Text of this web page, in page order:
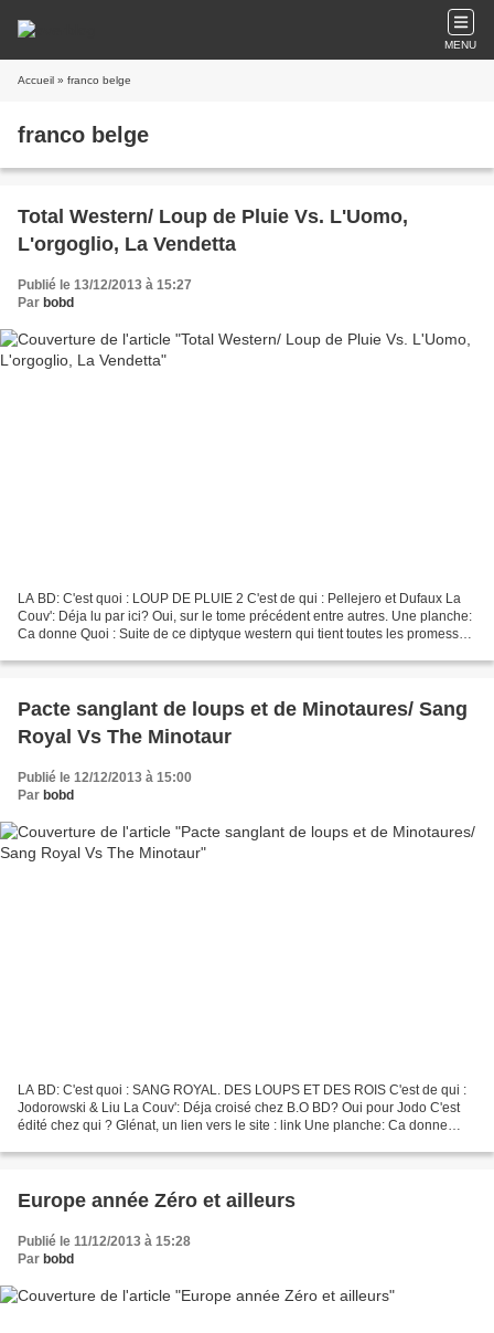
MENU
Accueil » franco belge
franco belge
Total Western/ Loup de Pluie Vs. L'Uomo,
L'orgoglio, La Vendetta
Publié le 13/12/2013 à 15:27
Par bobd
LA BD: C'est quoi : LOUP DE PLUIE 2 C'est de qui : Pellejero et Dufaux La
Couv': Déja lu par ici? Oui, sur le tome précédent entre autres. Une planche:
Ca donne Quoi : Suite de ce diptyque western qui tient toutes les promesses
Pacte sanglant de loups et de Minotaures/ Sang
Royal Vs The Minotaur
Publié le 12/12/2013 à 15:00
Par bobd
LA BD: C'est quoi : SANG ROYAL. DES LOUPS ET DES ROIS C'est de qui :
Jodorowski & Liu La Couv': Déja croisé chez B.O BD? Oui pour Jodo C'est
édité chez qui ? Glénat, un lien vers le site : link Une planche: Ca donne
Europe année Zéro et ailleurs
Publié le 11/12/2013 à 15:28
Par bobd